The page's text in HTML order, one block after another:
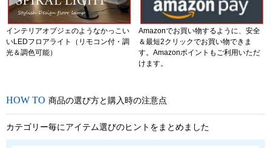
インテリアオブジェのようなかっこい
いLEDフロアライト（リモコン付・調
光＆調色可能）
Amazonでお買い物するように、安全
＆最短2クリックでお買い物できま
す。Amazonポイントもご利用いただ
けます。
商品の選び方と購入時の注意点
カテゴリー毎にアイテム選びのヒントをまとめました